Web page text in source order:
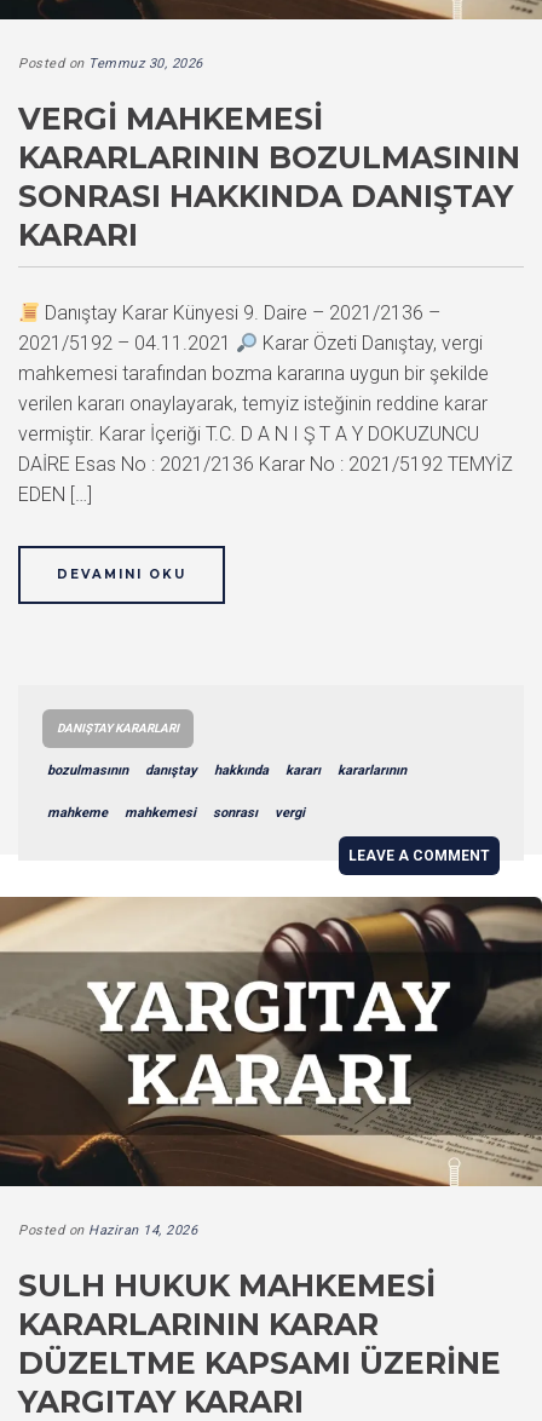
Posted on Temmuz 30, 2026
VERGI MAHKEMESI
KARARLARININ BOZULMASININ
SONRASI HAKKINDA DANIŞTAY
KARARI
Danıştay Karar Künyesi 9. Daire – 2021/2136 –
2021/5192 – 04.11.2021
Karar Özeti Danıştay, vergi
mahkemesi tarafından bozma kararına uygun bir şekilde
verilen kararı onaylayarak, temyiz isteğinin reddine karar
vermiştir. Karar İçeriği T.C. D A N I Ş T A Y DOKUZUNCU
DAİRE Esas No : 2021/2136 Karar No : 2021/5192 TEMYİZ
EDEN […]
DEVAMINI OKU
DANIŞTAY KARARLARI
bozulmasının danıştay hakkında kararı kararlarının
mahkeme mahkemesi sonrası vergi
LEAVE A COMMENT
Posted on Haziran 14, 2026
SULH HUKUK MAHKEMESI
KARARLARININ KARAR
DÜZELTME KAPSAMI ÜZERINE
YARGITAY KARARI